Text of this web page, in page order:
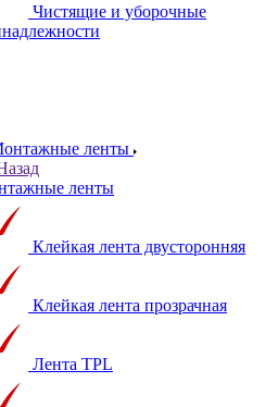
Чистящие и уборочные
ленты
ленты
Клейкая лента двусторонняя
Клейкая лента прозрачная
Лента TPL